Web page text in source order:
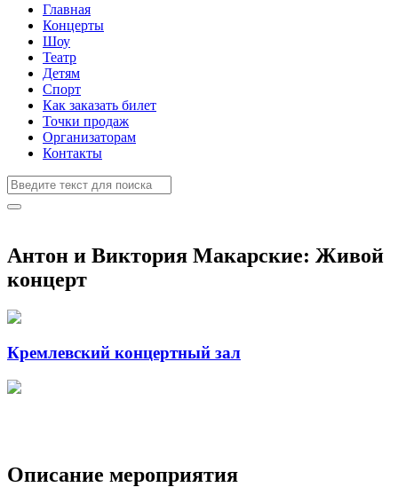
Главная
Концерты
Шоу
Театр
Детям
Спорт
Как заказать билет
Точки продаж
Организаторам
Контакты
Антон и Виктория Макарские: Живой
концерт
Кремлевский концертный зал
Описание мероприятия